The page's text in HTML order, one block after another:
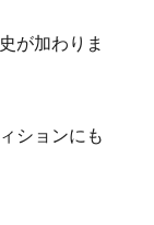
が加わりま
ションにも